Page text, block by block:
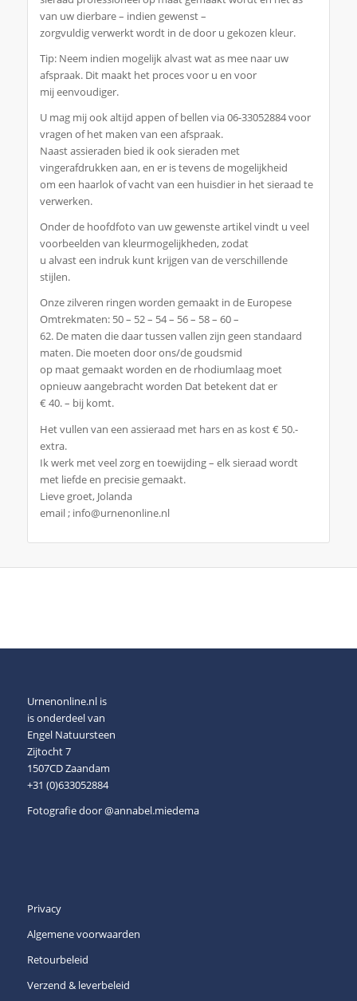
van uw dierbare – indien gewenst –
zorgvuldig verwerkt wordt in de door u gekozen kleur.
Tip: Neem indien mogelijk alvast wat as mee naar uw
afspraak. Dit maakt het proces voor u en voor
mij eenvoudiger.
U mag mij ook altijd appen of bellen via 06-33052884 voor
vragen of het maken van een afspraak.
Naast assieraden bied ik ook sieraden met
vingerafdrukken aan, en er is tevens de mogelijkheid
om een haarlok of vacht van een huisdier in het sieraad te
verwerken.
Onder de hoofdfoto van uw gewenste artikel vindt u veel
voorbeelden van kleurmogelijkheden, zodat
u alvast een indruk kunt krijgen van de verschillende
stijlen.
Onze zilveren ringen worden gemaakt in de Europese
Omtrekmaten: 50 – 52 – 54 – 56 – 58 – 60 –
62. De maten die daar tussen vallen zijn geen standaard
maten. Die moeten door ons/de goudsmid
op maat gemaakt worden en de rhodiumlaag moet
opnieuw aangebracht worden Dat betekent dat er
€ 40. – bij komt.
Het vullen van een assieraad met hars en as kost € 50.-
extra.
Ik werk met veel zorg en toewijding – elk sieraad wordt
met liefde en precisie gemaakt.
Lieve groet, Jolanda
email ; info@urnenonline.nl
Urnenonline.nl is
is onderdeel van
Engel Natuursteen
Zijtocht 7
1507CD Zaandam
+31 (0)633052884
Fotografie door@annabel.miedema
Privacy
Algemene voorwaarden
Retourbeleid
Verzend & leverbeleid